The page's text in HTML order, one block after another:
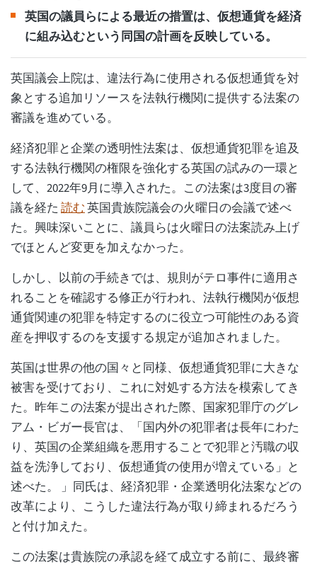
英国の議員らによる最近の措置は、仮想通貨を経済
に組み込むという同国の計画を反映している。
英国議会上院は、違法行為に使用される仮想通貨を対
象とする追加リソースを法執行機関に提供する法案の
審議を進めている。
経済犯罪と企業の透明性法案は、仮想通貨犯罪を追及
する法執行機関の権限を強化する英国の試みの一環と
して、2022年9月に導入された。この法案は3度目の審
議を経た読む英国貴族院議会の火曜日の会議で述べ
た。興味深いことに、議員らは火曜日の法案読み上げ
でほとんど変更を加えなかった。
しかし、以前の手続きでは、規則がテロ事件に適用さ
れることを確認する修正が行われ、法執行機関が仮想
通貨関連の犯罪を特定するのに役立つ可能性のある資
産を押収するのを支援する規定が追加されました。
英国は世界の他の国々と同様、仮想通貨犯罪に大きな
被害を受けており、これに対処する方法を模索してき
た。昨年この法案が提出された際、国家犯罪庁のグレ
アム・ビガー長官は、「国内外の犯罪者は長年にわた
り、英国の企業組織を悪用することで犯罪と汚職の収
益を洗浄しており、仮想通貨の使用が増えている」と
述べた。 」同氏は、経済犯罪・企業透明化法案などの
改革により、こうした違法行為が取り締まれるだろう
と付け加えた。
この法案は貴族院の承認を経て成立する前に、最終審